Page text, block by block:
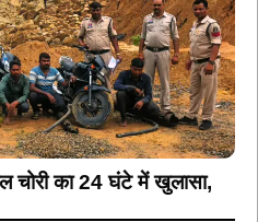
चोरी का 24 घंटे में खुलासा,